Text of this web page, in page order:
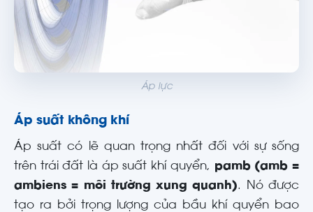
Áp lực
Áp suất không khí
Áp suất có lẽ quan trọng nhất đối với sự sống
trên trái đất là áp suất khí quyển, pamb (amb =
ambiens = môi trường xung quanh). Nó được
tạo ra bởi trọng lượng của bầu khí quyển bao